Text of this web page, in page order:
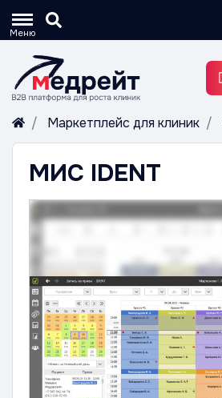
Меню
Маркетплейс для клиник
МИС IDENT